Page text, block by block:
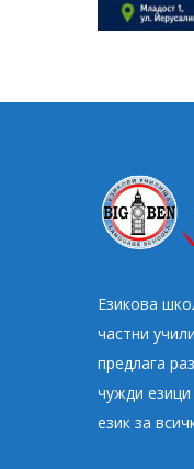
Езикова
частни
предлага
чужди
език за